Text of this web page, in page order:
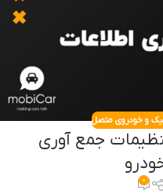
و خودروی متصل
جمع آوری
۰